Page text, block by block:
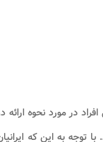
در مورد نحوه ارائه
با توجه به این که